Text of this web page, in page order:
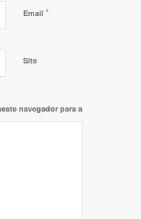
Email *
Site
navegador para a